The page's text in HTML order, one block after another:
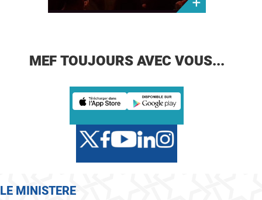
MEF TOUJOURS AVEC VOUS...
LE MINISTERE